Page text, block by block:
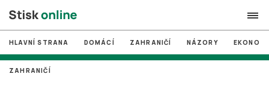
search
# MUNI
HLAVNÍ STRANA DOMÁCÍ ZAHRANIČÍ NÁZORY
ZAHRANIČÍ